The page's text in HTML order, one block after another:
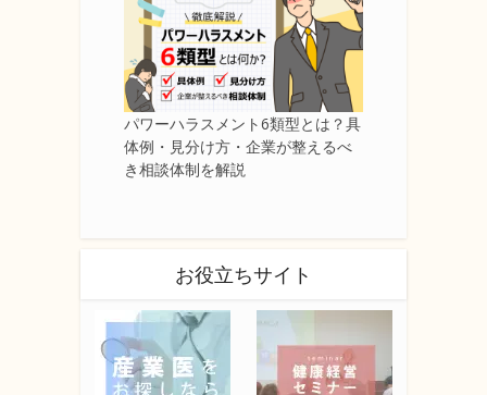
パワーハラスメント6類型とは？具
体例・見分け方・企業が整えるべ
き相談体制を解説
お役立ちサイト